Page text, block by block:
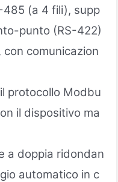
(a 4 fili), supp
punto (RS-422)
comunicazion
protocollo Modbu
il dispositivo ma
a doppia ridondan
automatico in c